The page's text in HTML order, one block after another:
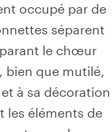
occupé par de
séparent
le chœur
bien que mutilé,
à sa décoration
les éléments de